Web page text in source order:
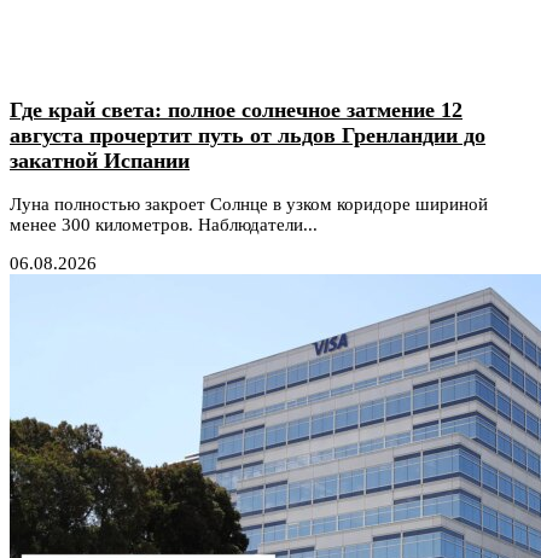
Где край света: полное солнечное затмение 12
августа прочертит путь от льдов Гренландии до
закатной Испании
Луна полностью закроет Солнце в узком коридоре шириной
менее 300 километров. Наблюдатели...
06.08.2026